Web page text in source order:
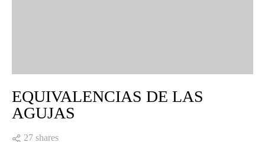
EQUIVALENCIAS DE LAS
AGUJAS
27 shares